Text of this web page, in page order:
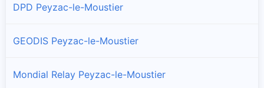
DPD Peyzac-le-Moustier
GEODIS Peyzac-le-Moustier
Mondial Relay Peyzac-le-Moustier